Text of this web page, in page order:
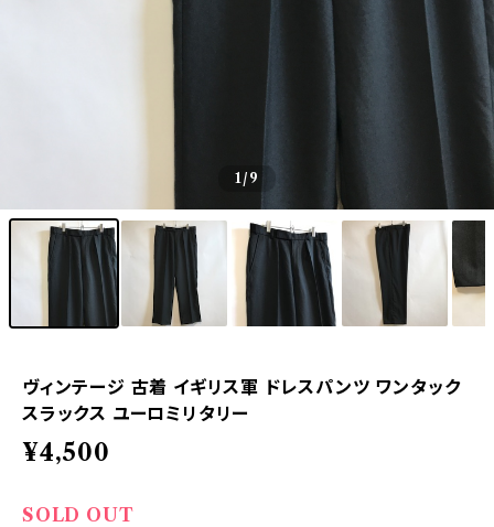
1/9
ヴィンテージ 古着 イギリス軍 ドレスパンツ ワンタック
スラックス ユーロミリタリー
¥4,500
SOLD OUT